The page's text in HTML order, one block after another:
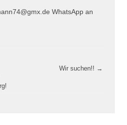
WhatsApp an
Wir suchen!! →